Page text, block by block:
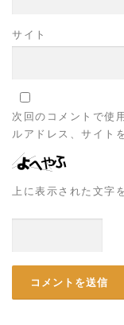
サイト
次回のコメントで使
ルアドレス、サイト
上に表示された文字